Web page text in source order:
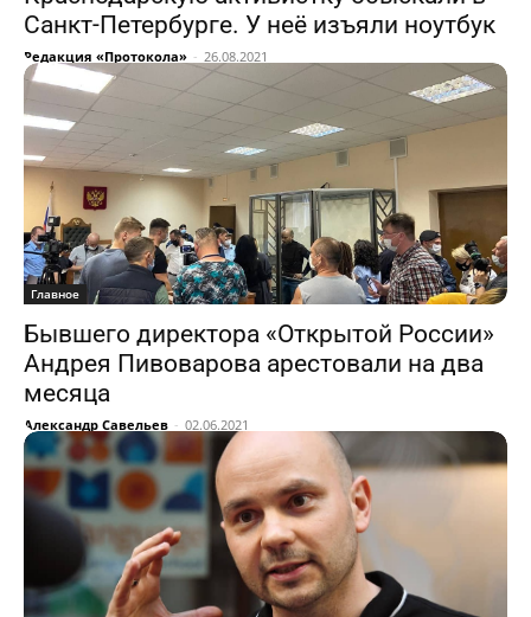
Санкт-Петербурге. У неё изъяли ноутбук
Редакция «Протокола» - 26.08.2021
Главное
Бывшего директора «Открытой России»
Андрея Пивоварова арестовали на два
месяца
Александр Савельев - 02.06.2021